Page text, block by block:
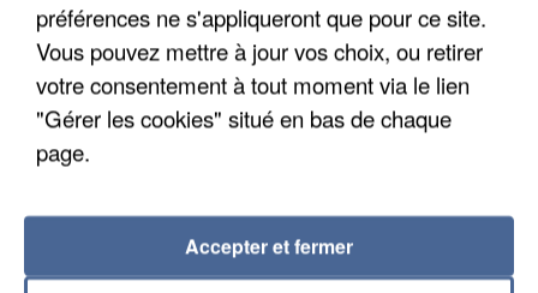
préférences ne s'appliqueront que pour ce site.
Vous pouvez mettre à jour vos choix, ou retirer
votre consentement à tout moment via le lien
"Gérer les cookies" situé en bas de chaque
page.
Accepter et fermer